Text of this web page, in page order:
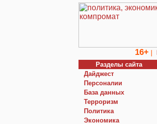
16+ |
Разделы сайта
Дайджест
Персоналии
База данных
Терроризм
Политика
Экономика